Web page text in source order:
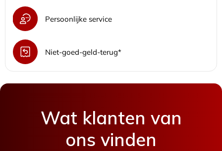
Persoonlijke service
Niet-goed-geld-terug*
Wat klanten van
ons vinden